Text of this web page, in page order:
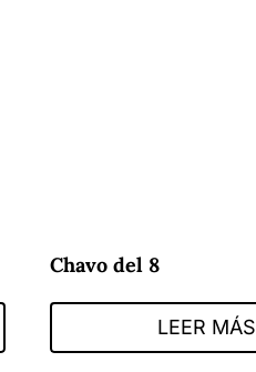
Chavo del 8
LEER MÁS